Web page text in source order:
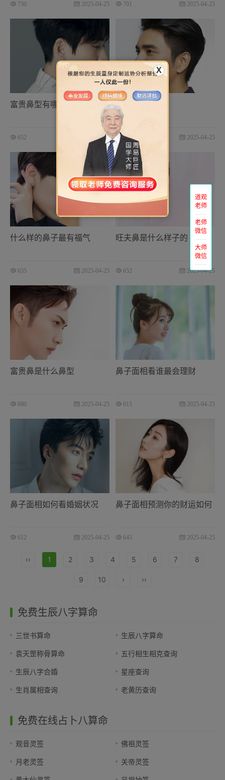
730 2025-04-25 701 2025-04-25
富贵鼻型有哪些
652 2025-04-25
散财鼻面相
630 2025-04-25
什么样的鼻子最有福气
635 2025-04-25
旺夫鼻是什么样子的
652 2025-04-25
富贵鼻是什么鼻型
680 2025-04-25
鼻子面相看谁最会理财
615 2025-04-25
鼻子面相如何看婚姻状况
612 2025-04-25
鼻子面相预测你的财运如何
643 2025-04-25
‹‹ 1 2 3 4 5 6 7 8
9 10 › ››
免费生辰八字算命
三世书算命 生辰八字算命
袁天罡称骨算命 五行相生相克查询
生辰八字合婚 星座查询
生肖属相查询 老黄历查询
免费在线占卜八算命
观音灵签 佛祖灵签
月老灵签 关帝灵签
道观
老师
老师
微信
大师
微信
X